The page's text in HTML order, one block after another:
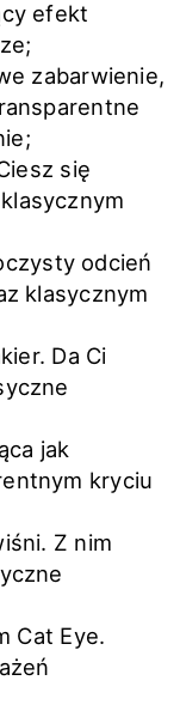
efekt
zabarwienie,
się
odcień
klasycznym
Da Ci
jak
kryciu
Z nim
Cat Eye.